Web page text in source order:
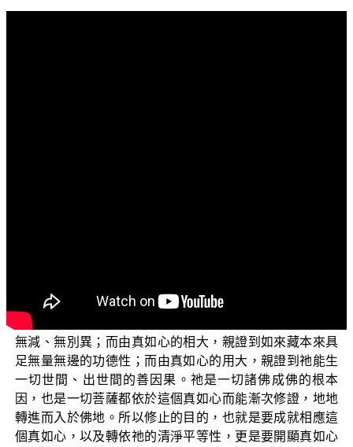
止，就是要能找到第八識如來藏，找到祂以後，由真如心
的體大，親證到一切法真如在染、在淨，性恆平等、無增
無減、無別異；而由真如心的相大，親證到如來藏本來具
足無量無邊的功德性；而由真如心的用大，親證到祂能生
一切世間、出世間的善因果。祂是一切諸佛成佛的根本
因，也是一切菩薩都依於這個真如心而能漸次修證，地地
轉進而入於佛地。所以修止的目的，也就是要成就相應這
個真如心，以及轉依祂的清淨平等性，更是要開顯真如心